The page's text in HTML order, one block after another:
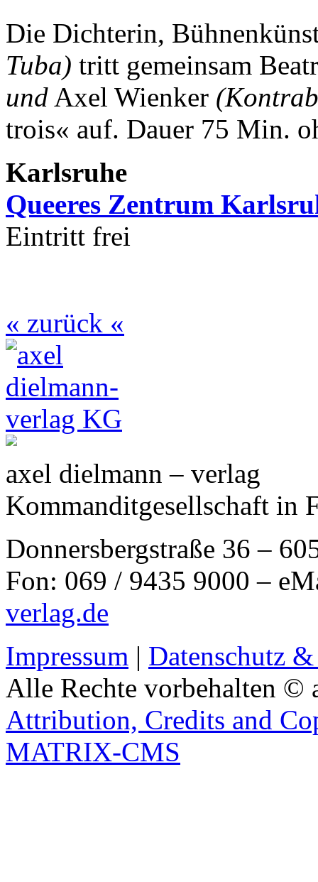
Die Dichterin,
Tuba) tritt gemeinsam
und Axel Wienker
trois« auf. Dauer 75 Min.
Karlsruhe
Queeres Zentrum
Eintritt frei
« zurück «
axel dielmann – verlag
Kommanditgesellschaft in
Donnersbergstraße 36 –
Fon: 069 / 9435 9000 –
verlag.de
Impressum | Datenschutz
Alle Rechte vorbehalten ©
Attribution, Credits and
MATRIX-CMS